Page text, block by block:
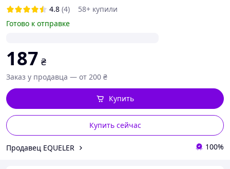
4.8 (4)
58+ купили
Готово к отправке
187 ₴
Заказ у продавца — от 200 ₴
Купить сейчас
Купить
Продавец EQUELER 100%